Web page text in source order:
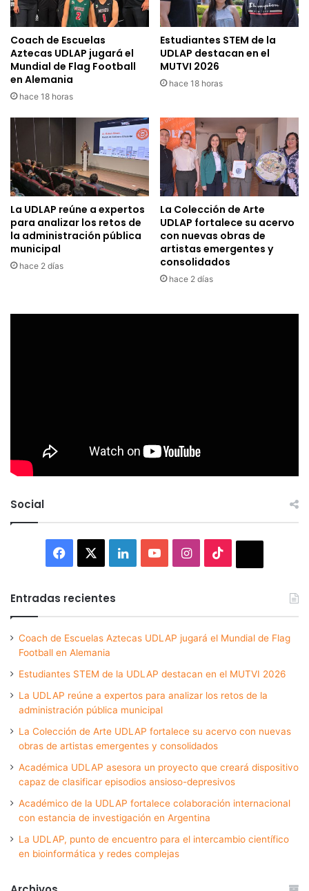
Coach de Escuelas
Aztecas UDLAP jugará el
Mundial de Flag Football
en Alemania
hace 18 horas
Estudiantes STEM de la
UDLAP destacan en el
MUTVI 2026
hace 18 horas
La UDLAP reúne a expertos
para analizar los retos de
la administración pública
municipal
hace 2 días
La Colección de Arte
UDLAP fortalece su acervo
con nuevas obras de
artistas emergentes y
consolidados
hace 2 días
Social
Facebook LinkedInYouTubeInstagram
Entradas recientes
Coach de Escuelas Aztecas UDLAP jugará el Mundial de Flag
Football en Alemania
Estudiantes STEM de la UDLAP destacan en el MUTVI 2026
La UDLAP reúne a expertos para analizar los retos de la
administración pública municipal
La Colección de Arte UDLAP fortalece su acervo con nuevas
obras de artistas emergentes y consolidados
Académica UDLAP asesora un proyecto que creará dispositivo
capaz de clasificar episodios ansioso-depresivos
Académico de la UDLAP fortalece colaboración internacional
con estancia de investigación en Argentina
La UDLAP, punto de encuentro para el intercambio científico
en bioinformática y redes complejas